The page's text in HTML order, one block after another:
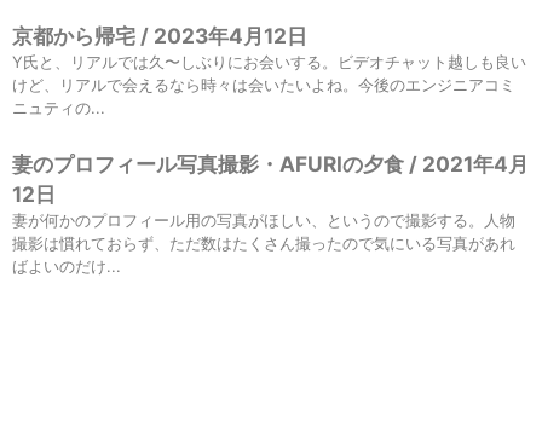
京都から帰宅 / 2023年4月12日
Y氏と、リアルでは久〜しぶりにお会いする。ビデオチャット越しも良い
けど、リアルで会えるなら時々は会いたいよね。今後のエンジニアコミ
ニュティの...
妻のプロフィール写真撮影・AFURIの夕食 / 2021年4月
12日
妻が何かのプロフィール用の写真がほしい、というので撮影する。人物
撮影は慣れておらず、ただ数はたくさん撮ったので気にいる写真があれ
ばよいのだけ...